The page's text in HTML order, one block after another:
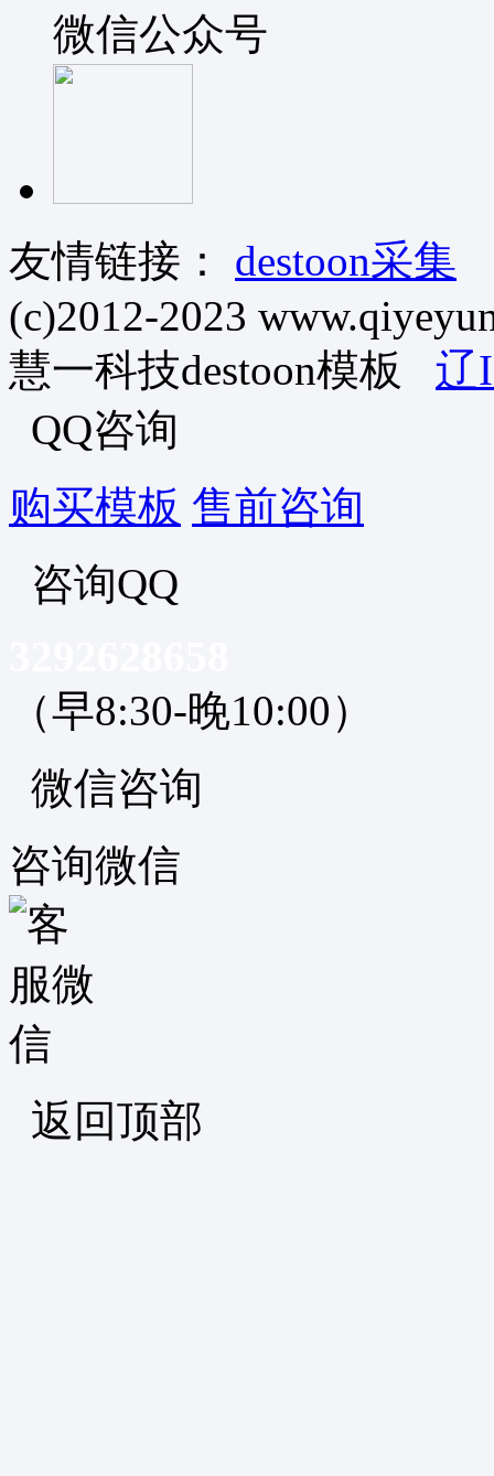
微信公众号
友情链接：
destoon采集
(c)2012-2023
慧一科技destoon模板 辽
QQ咨询
购买模板 售前咨询
咨询QQ
（早8:30-晚10:00）
微信咨询
咨询微信
返回顶部